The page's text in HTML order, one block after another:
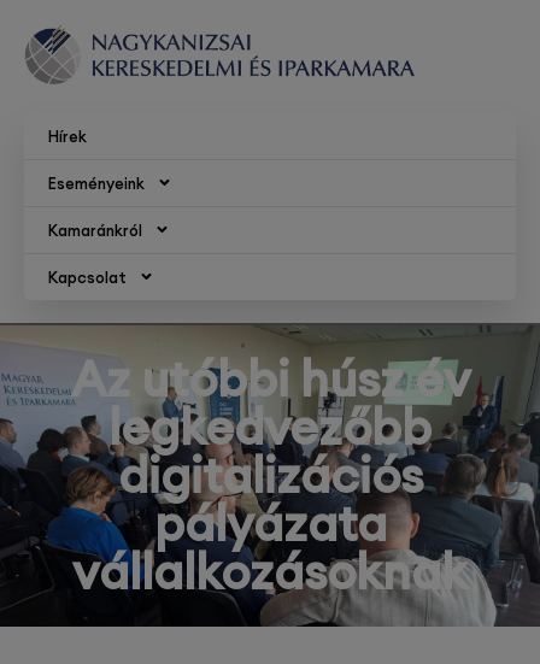
Hírek
Eseményeink
Kamaránkról
Kapcsolat
Az utóbbi húsz év
legkedvezőbb
digitalizációs
pályázata
vállalkozásoknak